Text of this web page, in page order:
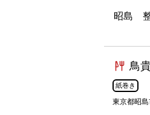
昭島 整
鳥
紙巻き
東京都昭